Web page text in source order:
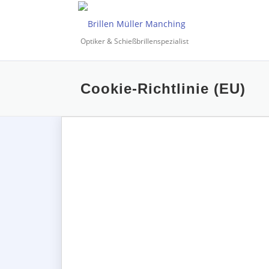
Optiker & Schießbrillenspezialist
Cookie-Richtlinie (EU)